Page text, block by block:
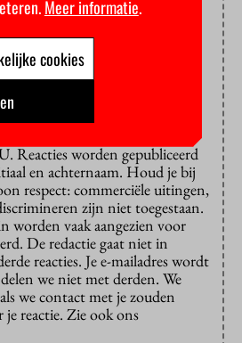
blijven nodig en
een e-mailadres dat is
Reacties worden gepubliceerd
en achternaam. Houd je bij
respect: commerciële uitingen,
zijn niet toegestaan.
worden vaak aangezien voor
De redactie gaat niet in
reacties. Je e-mailadres wordt
we niet met derden. We
we contact met je zouden
reactie. Zie ook ons
Meer informatie.
cookies